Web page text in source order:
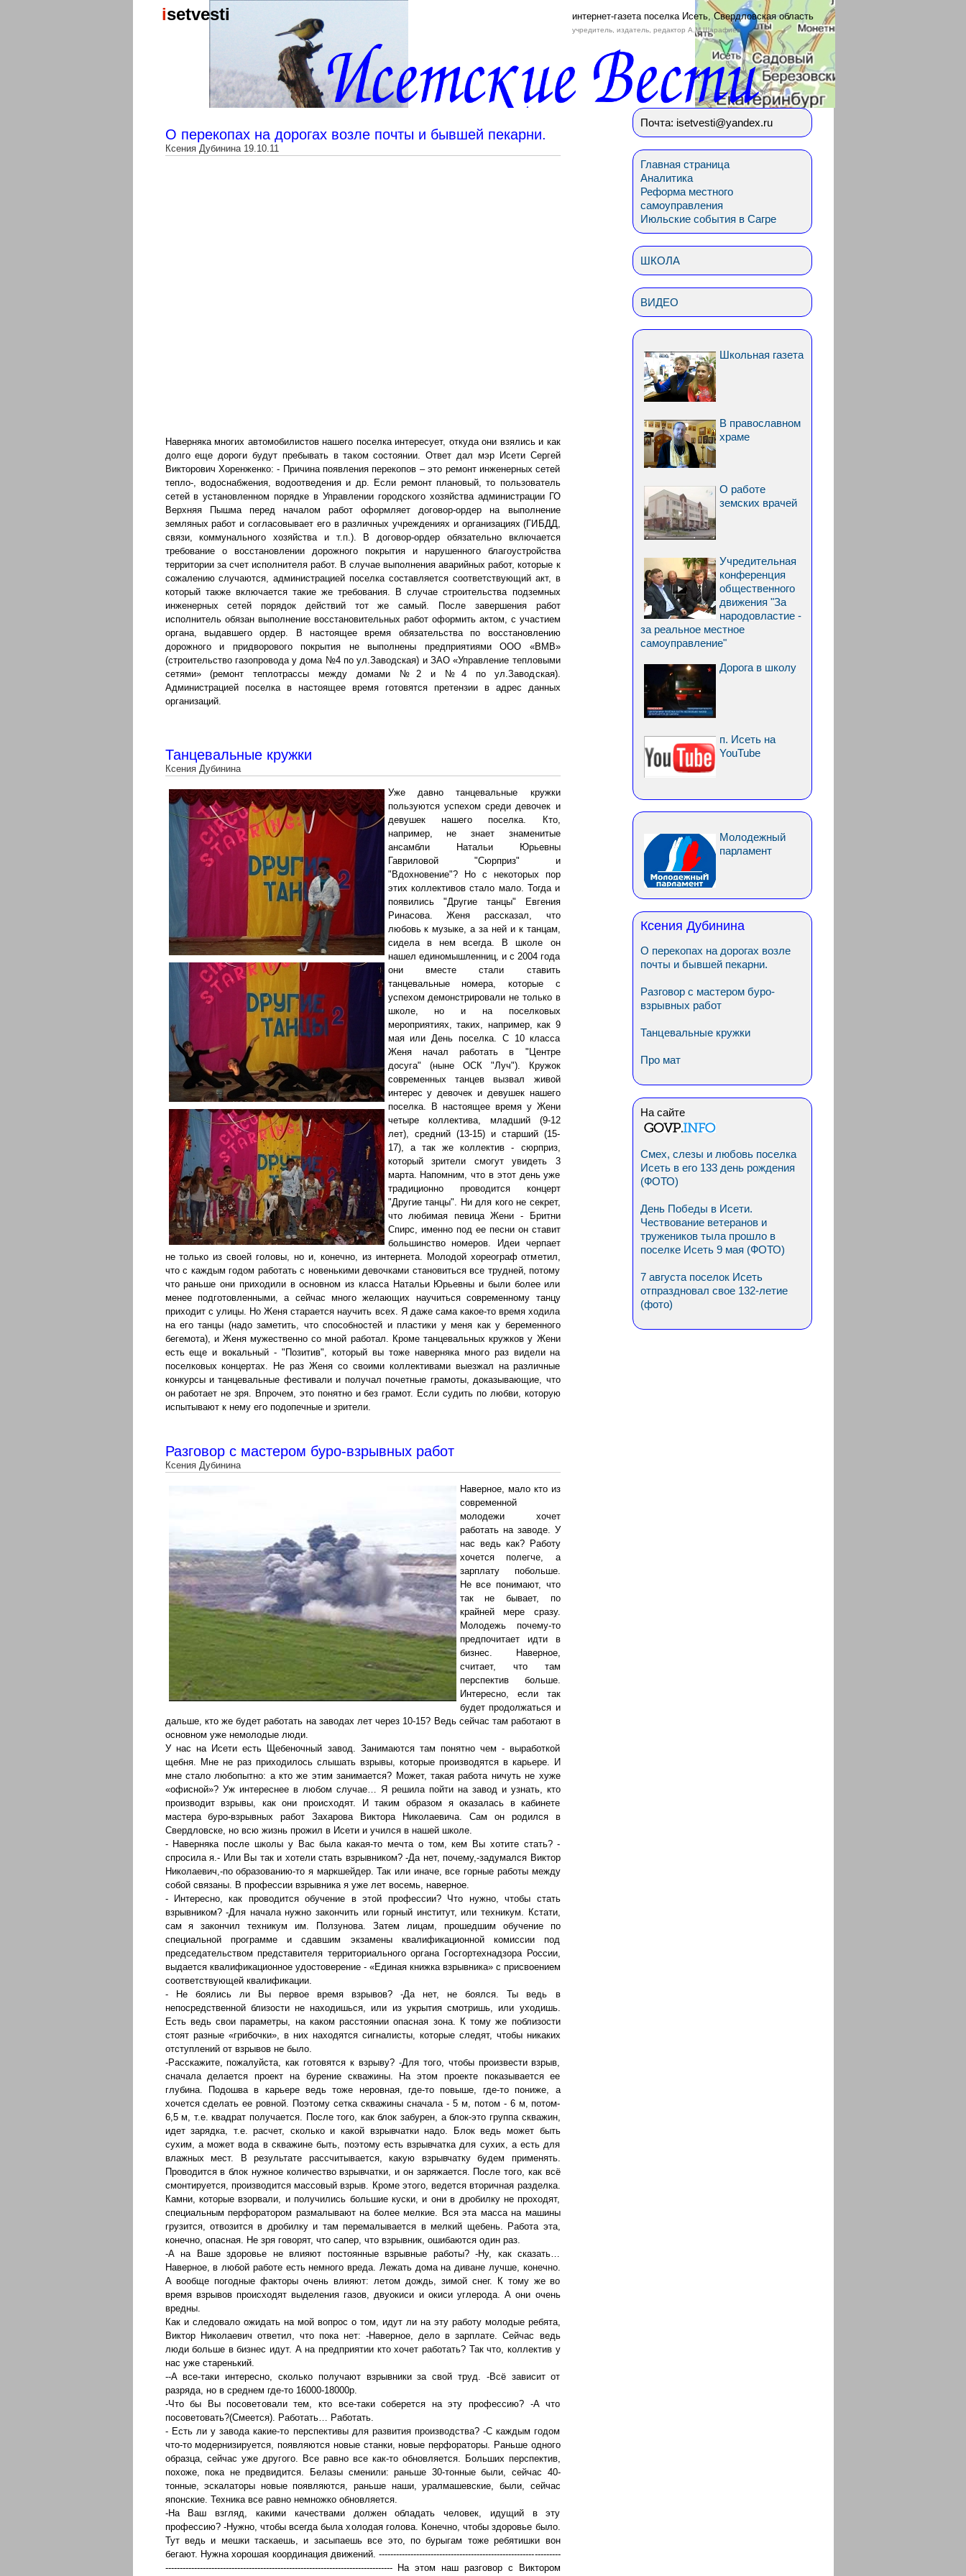
isetvesti интернет-газета поселка Исеть, Свердловская область
учредитель, издатель, редактор А.М.Шарафиев
Почта: isetvesti@yandex.ru
Главная страница
Аналитика
Реформа местного
самоуправления
Июльские события в Сагре
ШКОЛА
ВИДЕО
Школьная газета
В православном
храме
О работе
земских врачей
Учредительная
конференция
общественного
движения "За
народовластие -
за реальное местное
самоуправление"
Дорога в школу
п. Исеть на
YouTube
Молодежный
парламент
Ксения Дубинина
О перекопах на дорогах возле
почты и бывшей пекарни.
Разговор с мастером буро-
взрывных работ
Танцевальные кружки
Про мат
На сайте
Смех, слезы и любовь поселка
Исеть в его 133 день рождения
(ФОТО)
День Победы в Исети.
Чествование ветеранов и
тружеников тыла прошло в
поселке Исеть 9 мая (ФОТО)
7 августа поселок Исеть
отпраздновал свое 132-летие
(фото)
О перекопах на дорогах возле почты и бывшей пекарни.
Ксения Дубинина 19.10.11
Наверняка многих автомобилистов нашего поселка интересует, откуда они взялись и как
долго еще дороги будут пребывать в таком состоянии. Ответ дал мэр Исети Сергей
Викторович Хоренженко: - Причина появления перекопов – это ремонт инженерных сетей
тепло-, водоснабжения, водоотведения и др. Если ремонт плановый, то пользователь
сетей в установленном порядке в Управлении городского хозяйства администрации ГО
Верхняя Пышма перед началом работ оформляет договор-ордер на выполнение
земляных работ и согласовывает его в различных учреждениях и организациях (ГИБДД,
связи, коммунального хозяйства и т.п.). В договор-ордер обязательно включается
требование о восстановлении дорожного покрытия и нарушенного благоустройства
территории за счет исполнителя работ. В случае выполнения аварийных работ, которые к
сожалению случаются, администрацией поселка составляется соответствующий акт, в
который также включается такие же требования. В случае строительства подземных
инженерных сетей порядок действий тот же самый. После завершения работ
исполнитель обязан выполнение восстановительных работ оформить актом, с участием
органа, выдавшего ордер. В настоящее время обязательства по восстановлению
дорожного и придворового покрытия не выполнены предприятиями ООО «ВМВ»
(строительство газопровода у дома №4 по ул.Заводская) и ЗАО «Управление тепловыми
сетями» (ремонт теплотрассы между домами №2 и №4 по ул.Заводская).
Администрацией поселка в настоящее время готовятся претензии в адрес данных
организаций.
Танцевальные кружки
Ксения Дубинина
Уже давно танцевальные кружки
пользуются успехом среди девочек и
девушек нашего поселка. Кто,
например, не знает знаменитые
ансамбли Натальи Юрьевны
Гавриловой "Сюрприз" и
"Вдохновение"? Но с некоторых пор
этих коллективов стало мало. Тогда и
появились "Другие танцы" Евгения
Ринасова. Женя рассказал, что
любовь к музыке, а за ней и к танцам,
сидела в нем всегда. В школе он
нашел единомышленниц, и с 2004 года
они вместе стали ставить
танцевальные номера, которые с
успехом демонстрировали не только в
школе, но и на поселковых
мероприятиях, таких, например, как 9
мая или День поселка. С 10 класса
Женя начал работать в "Центре
досуга" (ныне ОСК "Луч"). Кружок
современных танцев вызвал живой
интерес у девочек и девушек нашего
поселка. В настоящее время у Жени
четыре коллектива, младший (9-12
лет), средний (13-15) и старший (15-
17), а так же коллектив - сюрприз,
который зрители смогут увидеть 3
марта. Напомним, что в этот день уже
традиционно проводится концерт
"Другие танцы". Ни для кого не секрет,
что любимая певица Жени - Бритни
Спирс, именно под ее песни он ставит
большинство номеров. Идеи черпает
не только из своей головы, но и, конечно, из интернета. Молодой хореограф отметил,
что с каждым годом работать с новенькими девочками становиться все трудней, потому
что раньше они приходили в основном из класса Натальи Юрьевны и были более или
менее подготовленными, а сейчас много желающих научиться современному танцу
приходит с улицы. Но Женя старается научить всех. Я даже сама какое-то время ходила
на его танцы (надо заметить, что способностей и пластики у меня как у беременного
бегемота), и Женя мужественно со мной работал. Кроме танцевальных кружков у Жени
есть еще и вокальный - "Позитив", который вы тоже наверняка много раз видели на
поселковых концертах. Не раз Женя со своими коллективами выезжал на различные
конкурсы и танцевальные фестивали и получал почетные грамоты, доказывающие, что
он работает не зря. Впрочем, это понятно и без грамот. Если судить по любви, которую
испытывают к нему его подопечные и зрители.
Разговор с мастером буро-взрывных работ
Ксения Дубинина
Наверное, мало кто из
современной
молодежи хочет
работать на заводе. У
нас ведь как? Работу
хочется полегче, а
зарплату побольше.
Не все понимают, что
так не бывает, по
крайней мере сразу.
Молодежь почему-то
предпочитает идти в
бизнес. Наверное,
считает, что там
перспектив больше.
Интересно, если так
будет продолжаться и
дальше, кто же будет работать на заводах лет через 10-15? Ведь сейчас там работают в
основном уже немолодые люди.
У нас на Исети есть Щебеночный завод. Занимаются там понятно чем - выработкой
щебня. Мне не раз приходилось слышать взрывы, которые производятся в карьере. И
мне стало любопытно: а кто же этим занимается? Может, такая работа ничуть не хуже
«офисной»? Уж интереснее в любом случае… Я решила пойти на завод и узнать, кто
производит взрывы, как они происходят. И таким образом я оказалась в кабинете
мастера буро-взрывных работ Захарова Виктора Николаевича. Сам он родился в
Свердловске, но всю жизнь прожил в Исети и учился в нашей школе.
- Наверняка после школы у Вас была какая-то мечта о том, кем Вы хотите стать? -
спросила я.- Или Вы так и хотели стать взрывником? -Да нет, почему,-задумался Виктор
Николаевич,-по образованию-то я маркшейдер. Так или иначе, все горные работы между
собой связаны. В профессии взрывника я уже лет восемь, наверное.
- Интересно, как проводится обучение в этой профессии? Что нужно, чтобы стать
взрывником? -Для начала нужно закончить или горный институт, или техникум. Кстати,
сам я закончил техникум им. Ползунова. Затем лицам, прошедшим обучение по
специальной программе и сдавшим экзамены квалификационной комиссии под
председательством представителя территориального органа Госгортехнадзора России,
выдается квалификационное удостоверение - «Единая книжка взрывника» с присвоением
соответствующей квалификации.
- Не боялись ли Вы первое время взрывов? -Да нет, не боялся. Ты ведь в
непосредственной близости не находишься, или из укрытия смотришь, или уходишь.
Есть ведь свои параметры, на каком расстоянии опасная зона. К тому же поблизости
стоят разные «грибочки», в них находятся сигналисты, которые следят, чтобы никаких
отступлений от взрывов не было.
-Расскажите, пожалуйста, как готовятся к взрыву? -Для того, чтобы произвести взрыв,
сначала делается проект на бурение скважины. На этом проекте показывается ее
глубина. Подошва в карьере ведь тоже неровная, где-то повыше, где-то пониже, а
хочется сделать ее ровной. Поэтому сетка скважины сначала - 5 м, потом - 6 м, потом-
6,5 м, т.е. квадрат получается. После того, как блок забурен, а блок-это группа скважин,
идет зарядка, т.е. расчет, сколько и какой взрывчатки надо. Блок ведь может быть
сухим, а может вода в скважине быть, поэтому есть взрывчатка для сухих, а есть для
влажных мест. В результате рассчитывается, какую взрывчатку будем применять.
Проводится в блок нужное количество взрывчатки, и он заряжается. После того, как всё
смонтируется, производится массовый взрыв. Кроме этого, ведется вторичная разделка.
Камни, которые взорвали, и получились большие куски, и они в дробилку не проходят,
специальным перфоратором размалывают на более мелкие. Вся эта масса на машины
грузится, отвозится в дробилку и там перемалывается в мелкий щебень. Работа эта,
конечно, опасная. Не зря говорят, что сапер, что взрывник, ошибаются один раз.
-А на Ваше здоровье не влияют постоянные взрывные работы? -Ну, как сказать…
Наверное, в любой работе есть немного вреда. Лежать дома на диване лучше, конечно.
А вообще погодные факторы очень влияют: летом дождь, зимой снег. К тому же во
время взрывов происходят выделения газов, двуокиси и окиси углерода. А они очень
вредны.
Как и следовало ожидать на мой вопрос о том, идут ли на эту работу молодые ребята,
Виктор Николаевич ответил, что пока нет: -Наверное, дело в зарплате. Сейчас ведь
люди больше в бизнес идут. А на предприятии кто хочет работать? Так что, коллектив у
нас уже старенький.
--А все-таки интересно, сколько получают взрывники за свой труд. -Всё зависит от
разряда, но в среднем где-то 16000-18000р.
-Что бы Вы посоветовали тем, кто все-таки соберется на эту профессию? -А что
посоветовать?(Смеется). Работать… Работать.
- Есть ли у завода какие-то перспективы для развития производства? -С каждым годом
что-то модернизируется, появляются новые станки, новые перфораторы. Раньше одного
образца, сейчас уже другого. Все равно все как-то обновляется. Больших перспектив,
похоже, пока не предвидится. Белазы сменили: раньше 30-тонные были, сейчас 40-
тонные, эскалаторы новые появляются, раньше наши, уралмашевские, были, сейчас
японские. Техника все равно немножко обновляется.
-На Ваш взгляд, какими качествами должен обладать человек, идущий в эту
профессию? -Нужно, чтобы всегда была холодая голова. Конечно, чтобы здоровье было.
Тут ведь и мешки таскаешь, и засыпаешь все это, по бурыгам тоже ребятишки вон
бегают. Нужна хорошая координация движений. ---------------------------------------------------------------
------------------------------------------------------------------------------- На этом наш разговор с Виктором